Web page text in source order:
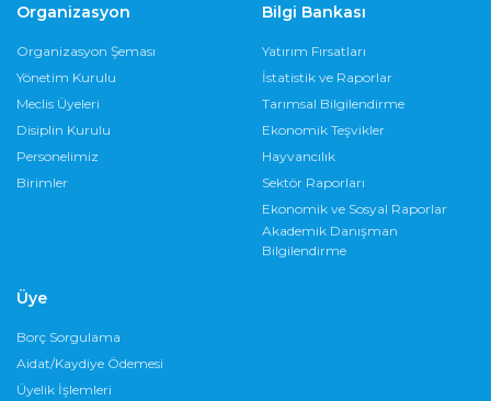
Organizasyon
Organizasyon Şeması
Yönetim Kurulu
Meclis Üyeleri
Disiplin Kurulu
Personelimiz
Birimler
Bilgi Bankası
Yatırım Fırsatları
İstatistik ve Raporlar
Tarımsal Bilgilendirme
Ekonomik Teşvikler
Hayvancılık
Sektör Raporları
Ekonomik ve Sosyal Raporlar
Akademik Danışman
Bilgilendirme
Üye
Borç Sorgulama
Aidat/Kaydiye Ödemesi
Üyelik İşlemleri